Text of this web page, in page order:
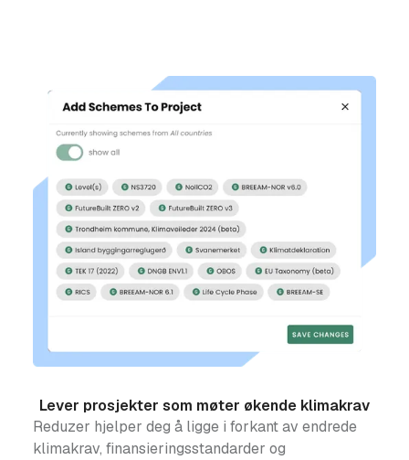
Lever prosjekter som møter økende klimakrav
Reduzer hjelper deg å ligge i forkant av endrede
klimakrav, finansieringsstandarder og